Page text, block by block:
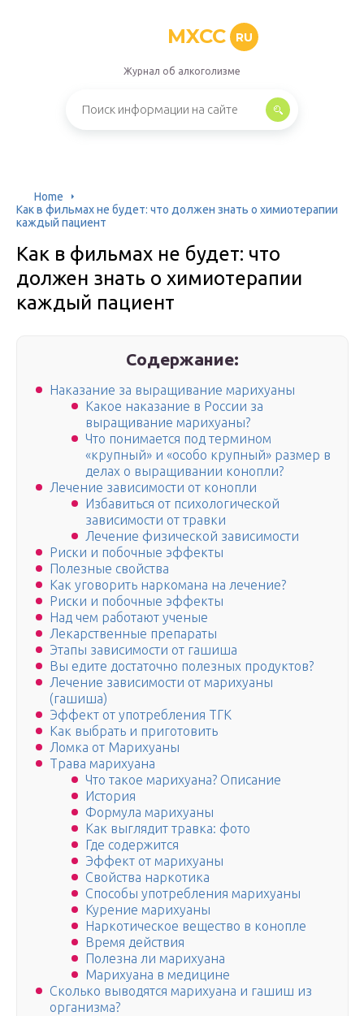
MXCC RU
Журнал об алкоголизме
Home
Как в фильмах не будет: что должен знать о химиотерапии
каждый пациент
Как в фильмах не будет: что
должен знать о химиотерапии
каждый пациент
Содержание:
Наказание за выращивание марихуаны
Какое наказание в России за
выращивание марихуаны?
Что понимается под термином
«крупный» и «особо крупный» размер в
делах о выращивании конопли?
Лечение зависимости от конопли
Избавиться от психологической
зависимости от травки
Лечение физической зависимости
Риски и побочные эффекты
Полезные свойства
Как уговорить наркомана на лечение?
Риски и побочные эффекты
Над чем работают ученые
Лекарственные препараты
Этапы зависимости от гашиша
Вы едите достаточно полезных продуктов?
Лечение зависимости от марихуаны
(гашиша)
Эффект от употребления ТГК
Как выбрать и приготовить
Ломка от Марихуаны
Трава марихуана
Что такое марихуана? Описание
История
Формула марихуаны
Как выглядит травка: фото
Где содержится
Эффект от марихуаны
Свойства наркотика
Способы употребления марихуаны
Курение марихуаны
Наркотическое вещество в конопле
Время действия
Полезна ли марихуана
Марихуана в медицине
Сколько выводятся марихуана и гашиш из
организма?